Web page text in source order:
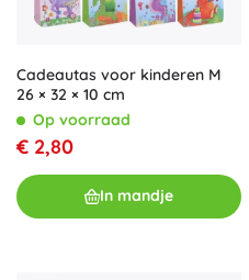
Cadeautas voor kinderen M
26 × 32 × 10 cm
Op voorraad
€ 2,80
In mandje